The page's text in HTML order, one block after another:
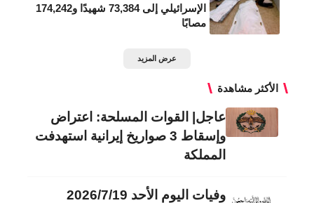
الإسرائيلي إلى 73,384 شهيدًا و174,242
مصابًا
عرض المزيد
الأكثر مشاهدة
عاجل| القوات المسلحة: اعتراض
وإسقاط 3 صواريخ إيرانية استهدفت
المملكة
وفيات اليوم الأحد 2026/7/19